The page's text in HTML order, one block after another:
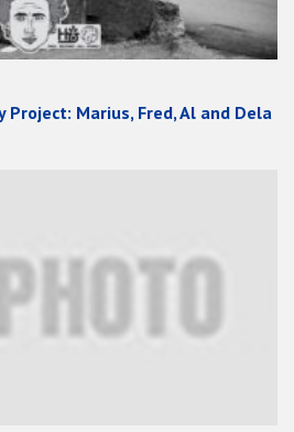
Project: Marius, Fred, Al and Dela